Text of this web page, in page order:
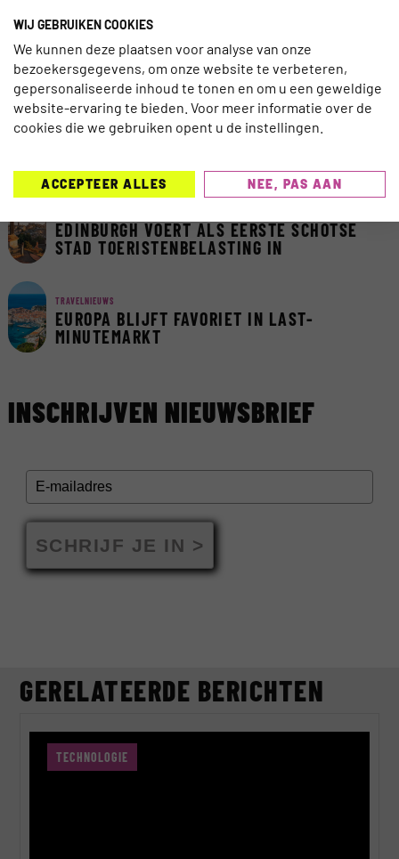
AI
AI ACT VAN KRACHT: ZORG DAT REIZIGERS
AI KUNNEN VERTROUWEN
TRAVELNIEUWS
CORENDON NU OOK TELEFONISCH
SLECHTHORENDEN
EDINBURGH VOERT ALS EERSTE SCHOTSE
STAD TOERISTENBELASTING IN
TRAVELNIEUWS
EUROPA BLIJFT FAVORIET IN LAST-
MINUTEMARKT
INSCHRIJVEN NIEUWSBRIEF
SCHRIJF JE IN >
GERELATEERDE BERICHTEN
TECHNOLOGIE
WIJ GEBRUIKEN COOKIES
We kunnen deze plaatsen voor analyse van onze
bezoekersgegevens, om onze website te verbeteren,
gepersonaliseerde inhoud te tonen en om u een geweldige
website-ervaring te bieden. Voor meer informatie over de
cookies die we gebruiken opent u de instellingen.
ACCEPTEER ALLES NEE, PAS AAN